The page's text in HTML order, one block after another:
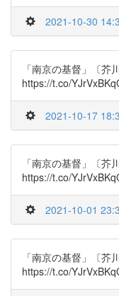
2021-10-30
「南京の基督」〔芥
https://t.co/
2021-10-17
「南京の基督」〔芥
https://t.co/
2021-10-01
「南京の基督」〔芥
https://t.co/